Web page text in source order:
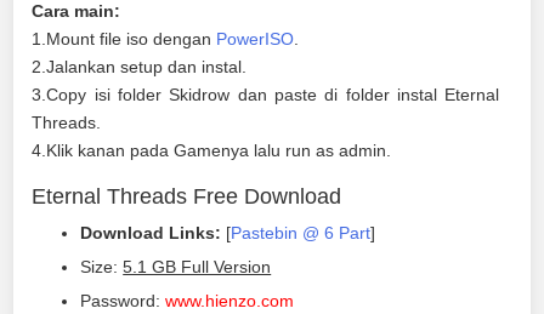
Cara main:
1.Mount file iso dengan PowerISO
2.Jalankan setup dan instal.
3.Copy isi folder Skidrow dan paste di folder instal Eternal
Threads.
4.Klik kanan pada Gamenya lalu run as admin.
Eternal Threads Free Download
Download Links: [Pastebin @ 6 Part]
Size:5.1 GB Full Version
Password:www.hienzo.com